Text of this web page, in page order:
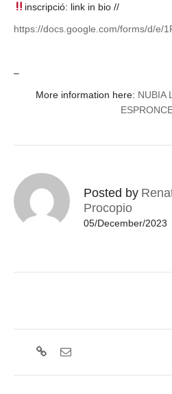
inscripció: link in bio //
https://docs.google.com/forms/d/e/
–
More information here: NUBIA
Posted by
Procopio
05/December/2023